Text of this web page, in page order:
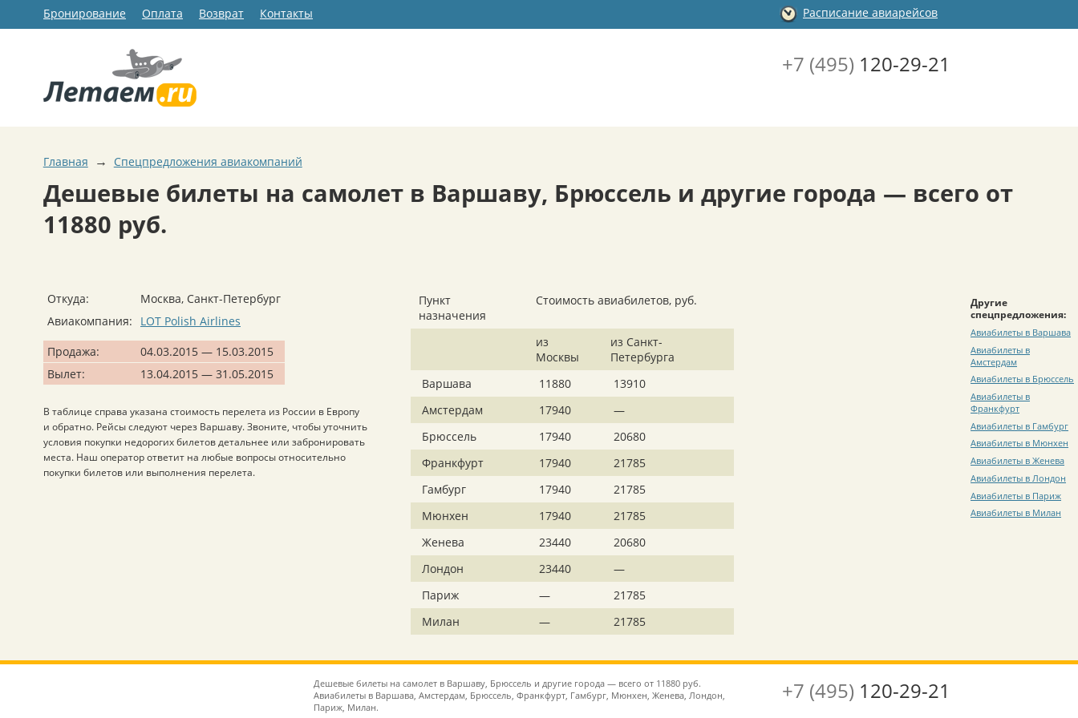
Бронирование Оплата Возврат Контакты Расписание авиарейсов
+7 (495) 120-29-21
Главная → Спецпредложения авиакомпаний
Дешевые билеты на самолет в Варшаву, Брюссель и другие города — всего от
11880 руб.
Откуда:
Москва, Санкт-Петербург
Авиакомпания:
LOT Polish Airlines
Продажа:
04.03.2015 — 15.03.2015
Вылет:
13.04.2015 — 31.05.2015
В таблице справа указана стоимость перелета из России в Европу
и обратно. Рейсы следуют через Варшаву. Звоните, чтобы уточнить
условия покупки недорогих билетов детальнее или забронировать
места. Наш оператор ответит на любые вопросы относительно
покупки билетов или выполнения перелета.
Пункт
назначения
Стоимость авиабилетов, руб.
из
Москвы
из Санкт-
Петербурга
Варшава
11880
13910
Амстердам
17940
—
Брюссель
17940
20680
Франкфурт
17940
21785
Гамбург
17940
21785
Мюнхен
17940
21785
Женева
23440
20680
Лондон
23440
—
Париж
—
21785
Милан
— 21785
Другие
спецпредложения:
Авиабилеты в Варшава
Авиабилеты в
Амстердам
Авиабилеты в Брюссель
Авиабилеты в
Франкфурт
Авиабилеты в Гамбург
Авиабилеты в Мюнхен
Авиабилеты в Женева
Авиабилеты в Лондон
Авиабилеты в Париж
Авиабилеты в Милан
Дешевые билеты на самолет в Варшаву, Брюссель и другие города — всего от 11880 руб.
Авиабилеты в Варшава, Амстердам, Брюссель, Франкфурт, Гамбург, Мюнхен, Женева, Лондон,
Париж, Милан.
+7 (495) 120-29-21